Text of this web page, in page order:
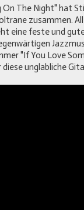
The Night" hat
zusammen.
eine feste und
"If You Love
unglabliche